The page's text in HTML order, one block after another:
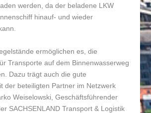
werden, da der beladene LKW
hinauf- und wieder
ermöglichen es, die
Transporte auf dem Binnenwasserweg
Dazu trägt auch die gute
der beteiligten Partner im Netzwerk
Weiselowski, Geschäftsführender
SACHSENLAND Transport & Logistik